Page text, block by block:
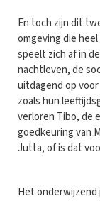
En toch zijn dit
omgeving die
speelt zich af in
nachtleven, de
uitdagend op
zoals hun
verloren Tibo, de
goedkeuring van
Jutta, of is dat
Het